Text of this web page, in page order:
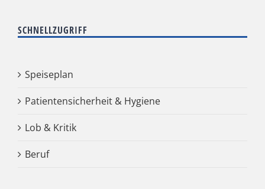
SCHNELLZUGRIFF
Speiseplan
Patientensicherheit & Hygiene
Lob & Kritik
Beruf